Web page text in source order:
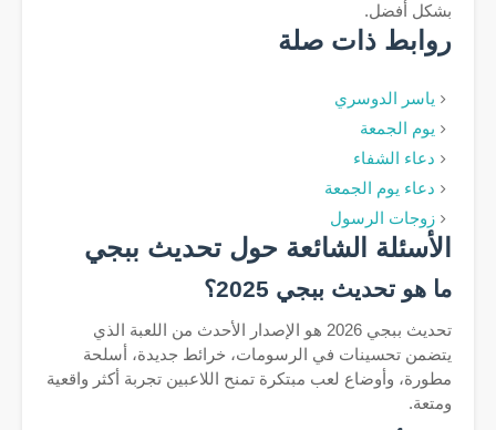
بشكل أفضل.
روابط ذات صلة
ياسر الدوسري
يوم الجمعة
دعاء الشفاء
دعاء يوم الجمعة
زوجات الرسول
الأسئلة الشائعة حول تحديث ببجي
ما هو تحديث ببجي 2025؟
تحديث ببجي 2026 هو الإصدار الأحدث من اللعبة الذي
يتضمن تحسينات في الرسومات، خرائط جديدة، أسلحة
مطورة، وأوضاع لعب مبتكرة تمنح اللاعبين تجربة أكثر واقعية
ومتعة.